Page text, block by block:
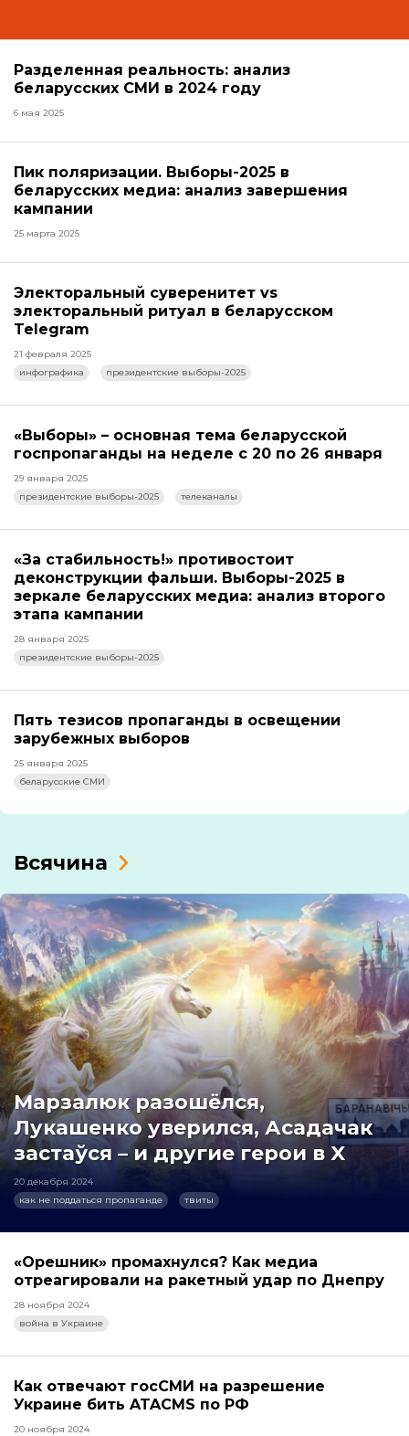
Разделенная реальность: анализ
беларусских СМИ в 2024 году
6 мая 2025
Пик поляризации. Выборы-2025 в
беларусских медиа: анализ завершения
кампании
25 марта 2025
Электоральный суверенитет vs
электоральный ритуал в беларусском
Telegram
21 февраля 2025
инфографика
президентские выборы-2025
«Выборы» – основная тема беларусской
госпропаганды на неделе с 20 по 26 января
29 января 2025
президентские выборы-2025
телеканалы
«За стабильность!» противостоит
деконструкции фальши. Выборы-2025 в
зеркале беларусских медиа: анализ второго
этапа кампании
28 января 2025
президентские выборы-2025
Пять тезисов пропаганды в освещении
зарубежных выборов
25 января 2025
беларусские СМИ
Всячина
Марзалюк разошёлся,
Лукашенко уверился, Асадачак
застаўся – и другие герои в X
20 декабря 2024
как не поддаться пропаганде
твиты
«Орешник» промахнулся? Как медиа
отреагировали на ракетный удар по Днепру
28 ноября 2024
война в Украине
Как отвечают госСМИ на разрешение
Украине бить ATACMS по РФ
20 ноября 2024